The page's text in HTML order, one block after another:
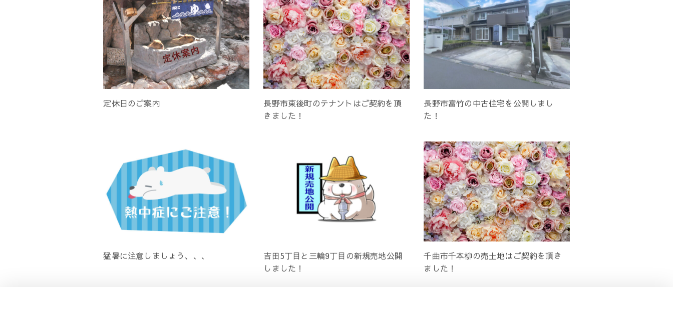
定休日のご案内
長野市東後町のテナントはご契約を頂
きました！
長野市富竹の中古住宅を公開しまし
た！
猛暑に注意しましょう、、、
吉田5丁目と三輪9丁目の新規売地公開
しました！
千曲市千本柳の売土地はご契約を頂き
ました！